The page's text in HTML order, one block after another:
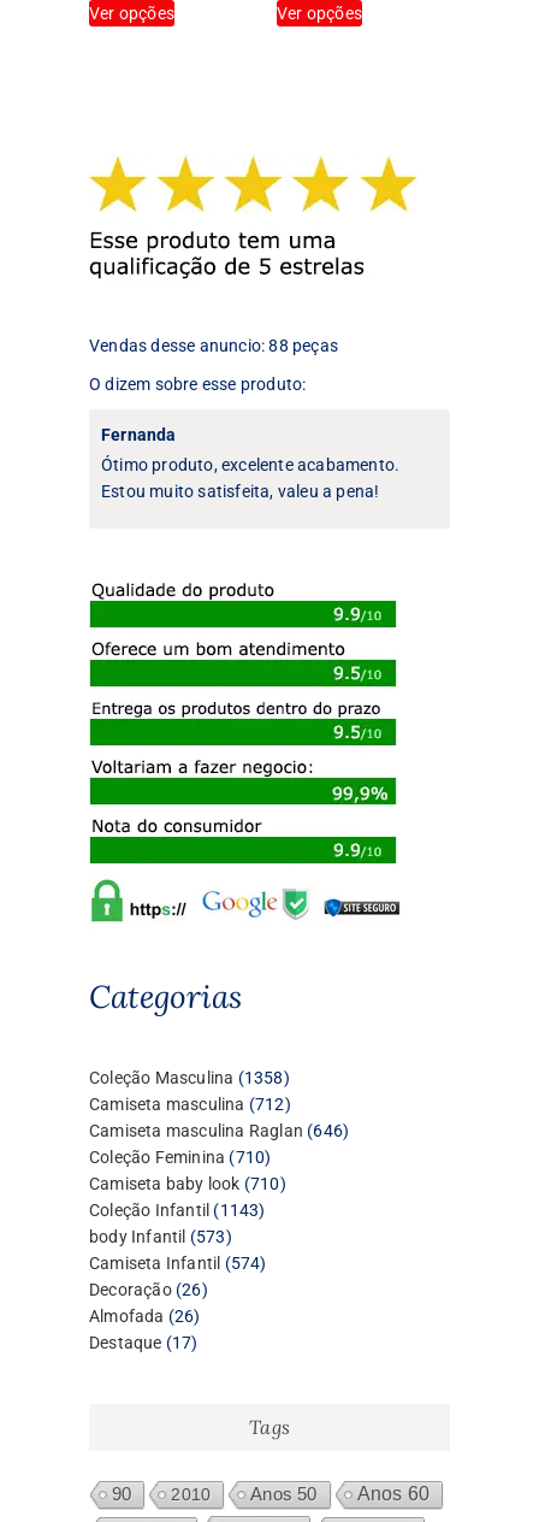
Ver opçõesproduto
opções
podem
ser
escolhidas
na
produto
Ver opçõesproduto
opções
podem
ser
na
Vendas desse anuncio: 88 peças
O dizem sobre esse produto:
Fernanda
Ótimo produto, excelente acabamento.
Estou muito satisfeita, valeu a pena!
Categorias
Coleção Masculina 13581358
produtos
Camiseta masculina 712712
produtos
Camiseta masculina Raglan 646646
Coleção Feminina 710710
produtos
Camiseta baby look 710710
Coleção Infantil 11431143
body Infantil 573573
produtos
Camiseta Infantil 574574
Decoração 2626
Almofada 2626
produtos
Destaque 1717
Tags
90 2010 Anos 50
Anos 60